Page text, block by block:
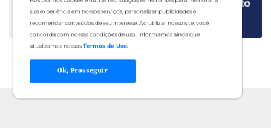
sua experiência em nossos serviços, personalizar publicidades e
recomendar conteúdos de seu interesse. Ao utilizar nosso site, você
concorda com nossas condições de uso. Informamos ainda que
atualizamos nossosTermos de Uso.
Ok, Prosseguir